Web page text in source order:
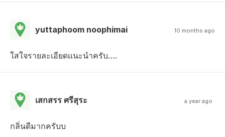
yuttaphoom noophimai 10 months ago
ใสใจรายละเอียดแนะนำครับ….
เสกสรร ศรีสุระ a year ago
กลิ่นดีมากครับบ